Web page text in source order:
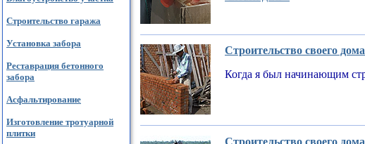
Строительство гаража
Установка забора
Реставрация бетонного
забора
Асфальтирование
Изготовление тротуарной
плитки
Строительство своего
Когда я был начинающим
Строительство своего